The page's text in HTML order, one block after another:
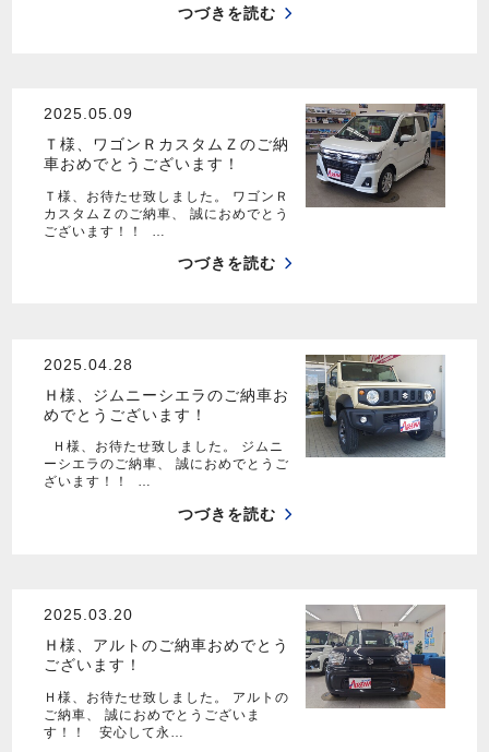
つづきを読む
2025.05.09
Ｔ様、ワゴンＲカスタムＺのご納
車おめでとうございます！
Ｔ様、お待たせ致しました。 ワゴンＲ
カスタムＺのご納車、 誠におめでとう
ございます！！ …
つづきを読む
2025.04.28
Ｈ様、ジムニーシエラのご納車お
めでとうございます！
Ｈ様、お待たせ致しました。 ジムニ
ーシエラのご納車、 誠におめでとうご
ざいます！！ …
つづきを読む
2025.03.20
Ｈ様、アルトのご納車おめでとう
ございます！
Ｈ様、お待たせ致しました。 アルトの
ご納車、 誠におめでとうございま
す！！ 安心して永…